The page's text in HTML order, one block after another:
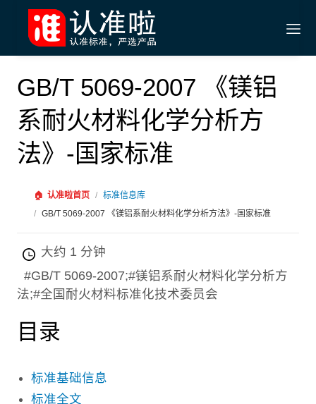
GB/T 5069-2007 《镁铝
系耐火材料化学分析方
法》-国家标准
🏠 认准啦首页 / 标准信息库
/ GB/T 5069-2007 《镁铝系耐火材料化学分析方法》-国家标准
大约 1 分钟
#GB/T 5069-2007;#镁铝系耐火材料化学分析方
法;#全国耐火材料标准化技术委员会
目录
标准基础信息
标准全文